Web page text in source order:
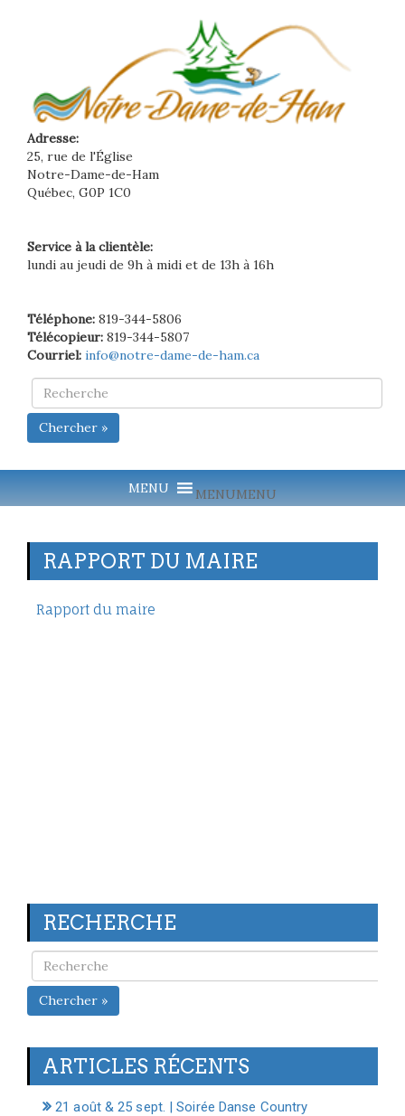
Adresse:
25, rue de l'Église
Notre-Dame-de-Ham
Québec, G0P 1C0
Service à la clientèle:
lundi au jeudi de 9h à midi et de 13h à 16h
Téléphone: 819-344-5806
Télécopieur: 819-344-5807
Courriel: info@notre-dame-de-ham.ca
Chercher »
MENUMENU
RAPPORT DU MAIRE
Rapport du maire
RECHERCHE
Chercher »
ARTICLES RÉCENTS
21 août & 25 sept. | Soirée Danse Country